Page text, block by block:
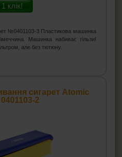
клік!
№0401103-3 Пластикова машинка
Машинка набиває гільзи!
але без тютюну.
сигарет Atomic
2